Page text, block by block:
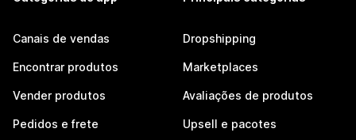
Canais de vendas
Encontrar produtos
Vender produtos
Pedidos e frete
Dropshipping
Marketplaces
Avaliações de produtos
Upsell e pacotes